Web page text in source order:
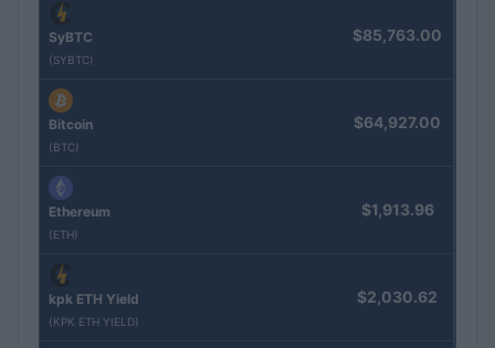
SyBTC
(SYBTC)
$85,763.00
Bitcoin
(BTC)
$64,927.00
Ethereum
(ETH)
$1,913.96
kpk ETH Yield
(KPK ETH YIELD)
$2,030.62